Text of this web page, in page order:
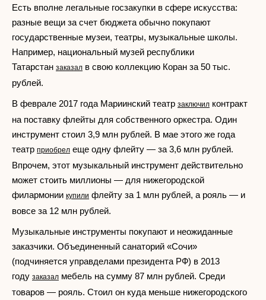
Есть вполне легальные госзакупки в сфере искусства:
разные вещи за счет бюджета обычно покупают
государственные музеи, театры, музыкальные школы.
Например, национальный музей республики
Татарстан заказал в свою коллекцию Коран за 50 тыс.
рублей.
В феврале 2017 года Мариинский театр заключил контракт
на поставку флейты для собственного оркестра. Один
инструмент стоил 3,9 млн рублей. В мае этого же года
театр приобрел еще одну флейту — за 3,6 млн рублей.
Впрочем, этот музыкальный инструмент действительно
может стоить миллионы — для нижегородской
филармонии купили флейту за 1 млн рублей, а рояль — и
вовсе за 12 млн рублей.
Музыкальные инструменты покупают и неожиданные
заказчики. Объединенный санаторий «Сочи»
(подчиняется управделами президента РФ) в 2013
году заказал мебель на сумму 87 млн рублей. Среди
товаров — рояль. Стоил он куда меньше нижегородского